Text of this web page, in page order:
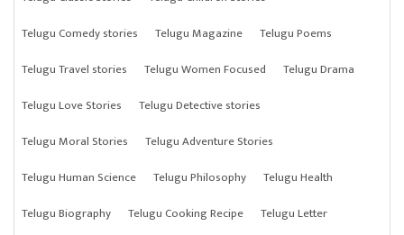
Telugu Comedy stories
Telugu Magazine
Telugu Poems
Telugu Travel stories
Telugu Women Focused
Telugu Drama
Telugu Love Stories
Telugu Detective stories
Telugu Moral Stories
Telugu Adventure Stories
Telugu Human Science
Telugu Philosophy
Telugu Health
Telugu Biography
Telugu Cooking Recipe
Telugu Letter